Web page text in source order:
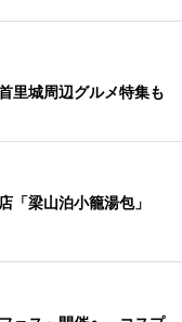
里城周辺グルメ特集も
「梁山泊小籠湯包」